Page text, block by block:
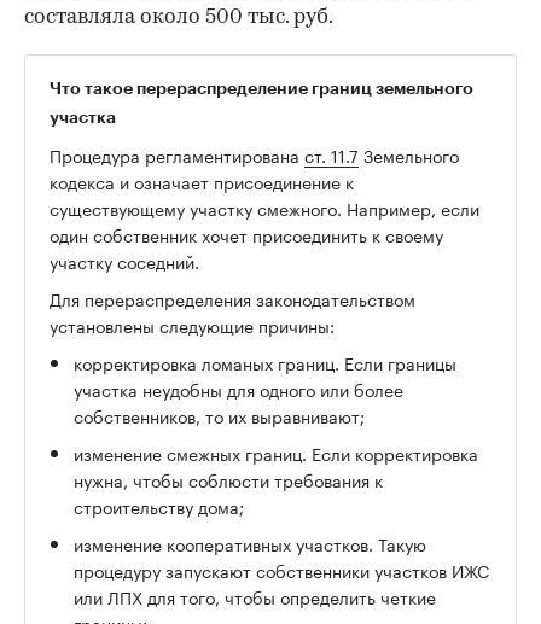
составляла около 500 тыс. руб.
Что такое перераспределение границ земельного
участка
Процедура регламентирована ст. 11.7 Земельного
кодекса и означает присоединение к
существующему участку смежного. Например, если
один собственник хочет присоединить к своему
участку соседний.
Для перераспределения законодательством
установлены следующие причины:
корректировка ломаных границ. Если границы
участка неудобны для одного или более
собственников, то их выравнивают;
изменение смежных границ. Если корректировка
нужна, чтобы соблюсти требования к
строительству дома;
изменение кооперативных участков. Такую
процедуру запускают собственники участков ИЖС
или ЛПХ для того, чтобы определить четкие